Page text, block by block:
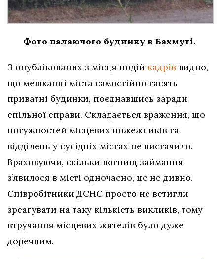
Фото палаючого будинку в Бахмуті.
З опублікованих з місця подій кадрів видно,
що мешканці міста самостійно гасять
приватні будинки, поєднавшись заради
спільної справи. Складається враження, що
потужностей місцевих пожежників та
відділень у сусідніх містах не вистачило.
Враховуючи, скільки вогнищ займання
з’явилося в місті одночасно, це не дивно.
Співробітники ДСНС просто не встигли
зреагувати на таку кількість викликів, тому
втручання місцевих жителів було дуже
доречним.